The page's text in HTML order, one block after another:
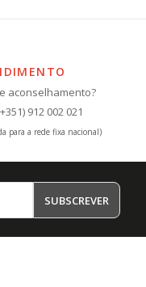
aconselhamento?
912 002 021
para a rede fixa nacional)
SUBSCREVER